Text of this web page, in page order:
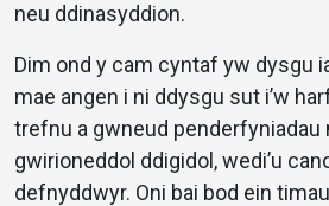
neu ddinasyddion.
Dim ond y cam cyntaf yw dysgu
mae angen i ni ddysgu sut i’w
trefnu a gwneud
gwirioneddol ddigidol, wedi’u
defnyddwyr. Oni bai bod ein